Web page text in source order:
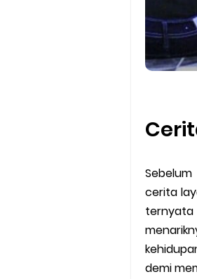
cerita
ternyata
demi